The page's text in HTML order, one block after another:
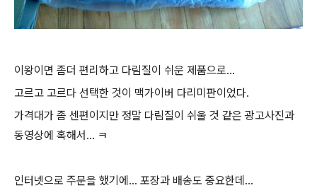
이왕이면 좀더 편리하고 다림질이 쉬운 제품으로...
고르고 고르다 선택한 것이 맥가이버 다리미판이었다.
가격대가 좀 센편이지만 정말 다림질이 쉬울 것 같은 광고사진과
동영상에 혹해서... ㅋ
인터넷으로 주문을 했기에... 포장과 배송도 중요한데...